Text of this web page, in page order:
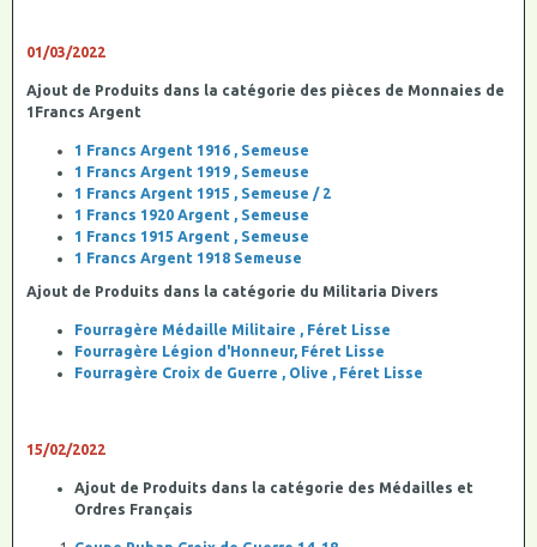
01/03/2022
Ajout de Produits dans la catégorie des pièces de Monnaies de
1Francs Argent
1 Francs Argent 1916 , Semeuse
1 Francs Argent 1919 , Semeuse
1 Francs Argent 1915 , Semeuse / 2
1 Francs 1920 Argent , Semeuse
1 Francs 1915 Argent , Semeuse
1 Francs Argent 1918 Semeuse
Ajout de Produits dans la catégorie du Militaria Divers
Fourragère Médaille Militaire , Féret Lisse
Fourragère Légion d'Honneur, Féret Lisse
Fourragère Croix de Guerre , Olive , Féret Lisse
15/02/2022
Ajout de Produits dans la catégorie des Médailles et
Ordres Français